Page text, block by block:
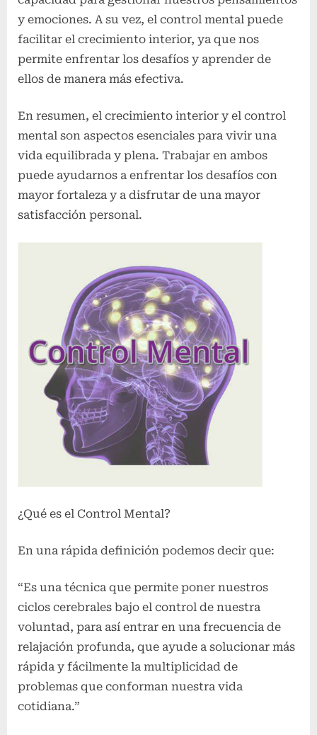
y emociones. A su vez, el control mental puede
facilitar el crecimiento interior, ya que nos
permite enfrentar los desafíos y aprender de
ellos de manera más efectiva.
En resumen, el crecimiento interior y el control
mental son aspectos esenciales para vivir una
vida equilibrada y plena. Trabajar en ambos
puede ayudarnos a enfrentar los desafíos con
mayor fortaleza y a disfrutar de una mayor
satisfacción personal.
¿Qué es el Control Mental?
En una rápida definición podemos decir que:
“Es una técnica que permite poner nuestros
ciclos cerebrales bajo el control de nuestra
voluntad, para así entrar en una frecuencia de
relajación profunda, que ayude a solucionar más
rápida y fácilmente la multiplicidad de
problemas que conforman nuestra vida
cotidiana.”